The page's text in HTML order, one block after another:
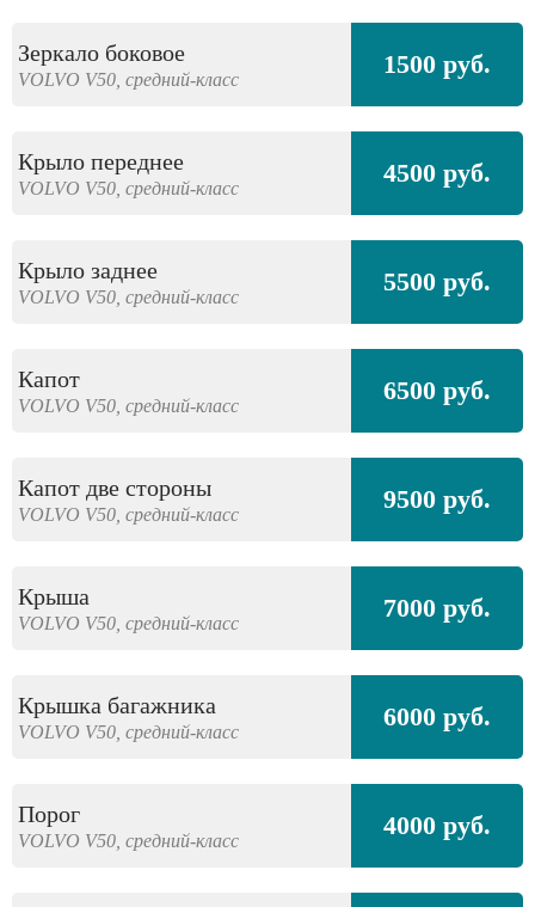
Зеркало боковое
VOLVO V50, средний-класс 1500 руб.
Крыло переднее
VOLVO V50, средний-класс 4500 руб.
Крыло заднее
VOLVO V50, средний-класс 5500 руб.
Капот
VOLVO V50, средний-класс 6500 руб.
Капот две стороны
VOLVO V50, средний-класс 9500 руб.
Крыша
VOLVO V50, средний-класс 7000 руб.
Крышка багажника
VOLVO V50, средний-класс 6000 руб.
Порог
VOLVO V50, средний-класс 4000 руб.